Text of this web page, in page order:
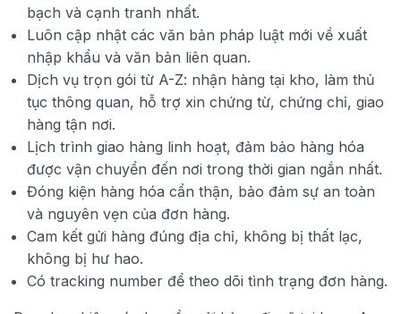
bạch và cạnh tranh nhất.
Luôn cập nhật các văn bản pháp luật mới về xuất
nhập khẩu và văn bản liên quan.
Dịch vụ trọn gói từ A-Z: nhận hàng tại kho, làm thủ
tục thông quan, hỗ trợ xin chứng từ, chứng chỉ, giao
hàng tận nơi.
Lịch trình giao hàng linh hoạt, đảm bảo hàng hóa
được vận chuyển đến nơi trong thời gian ngắn nhất.
Đóng kiện hàng hóa cẩn thận, bảo đảm sự an toàn
và nguyên vẹn của đơn hàng.
Cam kết gửi hàng đúng địa chỉ, không bị thất lạc,
không bị hư hao.
Có tracking number để theo dõi tình trạng đơn hàng.